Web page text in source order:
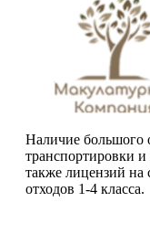
Наличие большого
транспортировки и
также лицензий на
отходов 1-4 класса.